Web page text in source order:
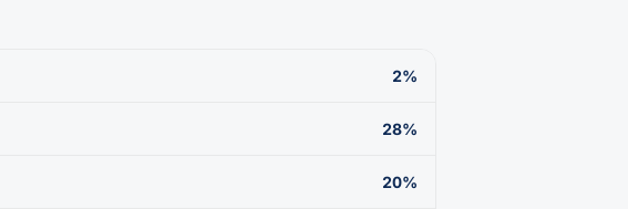
2%
28%
20%